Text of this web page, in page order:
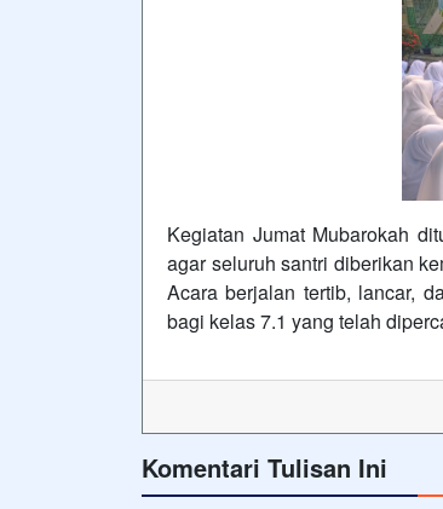
Kegiatan Jumat Mubarokah
agar seluruh santri diberikan
Acara berjalan tertib, lancar,
bagi kelas 7.1 yang telah
Komentari Tulisan Ini